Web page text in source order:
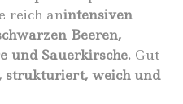
reich anintensiven
Beeren,
und Sauerkirsche. Gut
strukturiert, weich und